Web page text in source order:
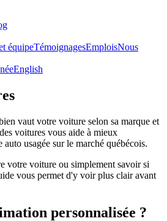
équipeTémoignagesEmploisNous
English
vaut votre voiture selon sa marque et
voitures vous aide à mieux
usagée sur le marché québécois.
votre voiture ou simplement savoir si
vous permet d'y voir plus clair avant
personnalisée ?